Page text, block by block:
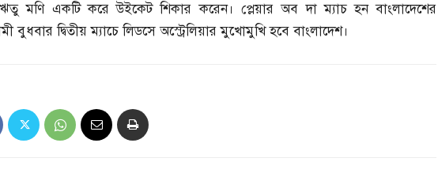
মণি একটি করে উইকেট শিকার করেন। প্লেয়ার অব দা ম্যাচ হন বাংলাদেশের
দ্বিতীয় ম্যাচে লিডসে অস্ট্রেলিয়ার মুখোমুখি হবে বাংলাদেশ।